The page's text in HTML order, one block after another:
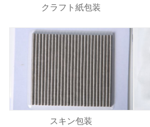
クラフト紙包装
スキン包装